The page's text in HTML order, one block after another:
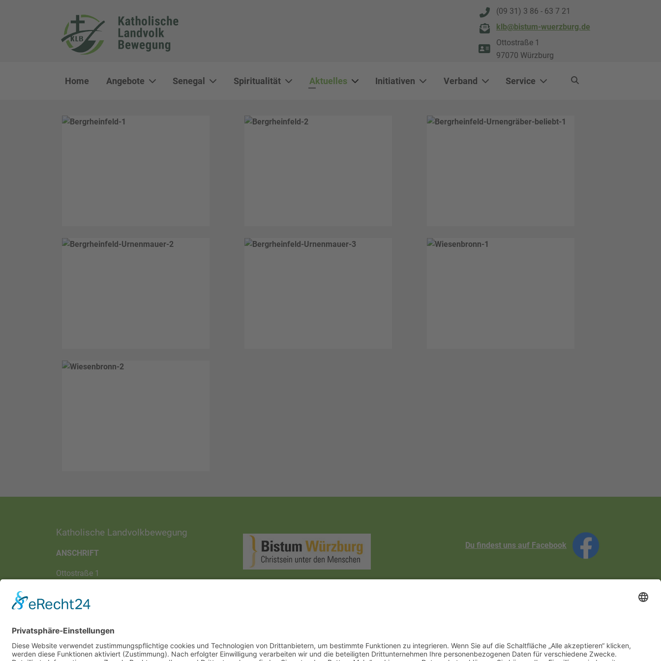
(09 31) 3 86 - 63 7 21
klb@bistum-wuerzburg.de
Ottostraße 1
97070 Würzburg
Home Angebote Senegal Spiritualität Aktuelles Initiativen Verband Service
Katholische Landvolkbewegung
ANSCHRIFT
Ottostraße 1
DIREKT-KONTAKT
Telefon: (09 31) 3 86 - 63 7 21
Du findest uns auf Facebook